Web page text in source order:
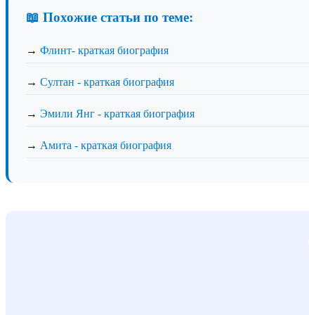
📖 Похожие статьи по теме:
→ Флинт- краткая биография
→ Султан - краткая биография
→ Эмили Янг - краткая биография
→ Амита - краткая биография